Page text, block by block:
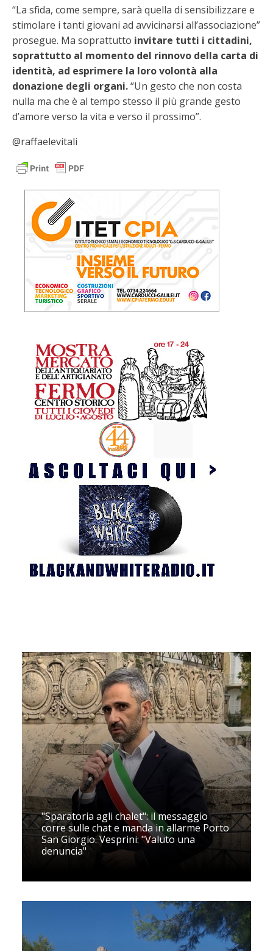
“La sfida, come sempre, sarà quella di sensibilizzare e
stimolare i tanti giovani ad avvicinarsi all’associazione”
prosegue. Ma soprattutto invitare tutti i cittadini,
soprattutto al momento del rinnovo della carta di
identità, ad esprimere la loro volontà alla
donazione degli organi.“Un gesto che non costa
nulla ma che è al tempo stesso il più grande gesto
d’amore verso la vita e verso il prossimo”.
@raffaelevitali
"Sparatoria agli chalet": il messaggio
corre sulle chat e manda in allarme Porto
San Giorgio. Vesprini: "Valuto una
denuncia"